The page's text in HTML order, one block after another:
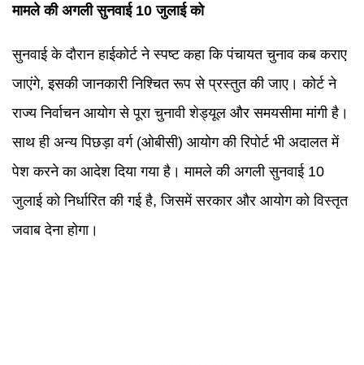
मामले की अगली सुनवाई 10 जुलाई को
सुनवाई के दौरान हाईकोर्ट ने स्पष्ट कहा कि पंचायत चुनाव कब कराए
जाएंगे, इसकी जानकारी निश्चित रूप से प्रस्तुत की जाए। कोर्ट ने
राज्य निर्वाचन आयोग से पूरा चुनावी शेड्यूल और समयसीमा मांगी है।
साथ ही अन्य पिछड़ा वर्ग (ओबीसी) आयोग की रिपोर्ट भी अदालत में
पेश करने का आदेश दिया गया है। मामले की अगली सुनवाई 10
जुलाई को निर्धारित की गई है, जिसमें सरकार और आयोग को विस्तृत
जवाब देना होगा।